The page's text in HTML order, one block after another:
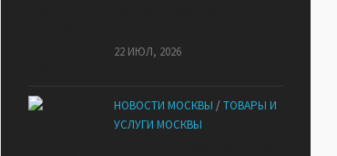
22 ИЮЛ, 2026
НОВОСТИ МОСКВЫ /ТОВАРЫ И
УСЛУГИ МОСКВЫ